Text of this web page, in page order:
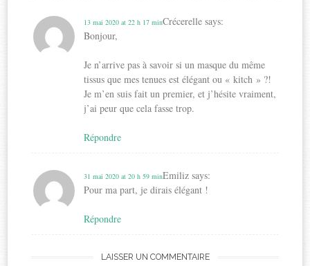
Crécerelle says:
13 mai 2020 at 22 h 17 min
Bonjour,
Je n’arrive pas à savoir si un masque du même
tissus que mes tenues est élégant ou « kitch » ?!
Je m’en suis fait un premier, et j’hésite vraiment,
j’ai peur que cela fasse trop.
Répondre
Emiliz says:
31 mai 2020 at 20 h 59 min
Pour ma part, je dirais élégant !
Répondre
LAISSER UN COMMENTAIRE